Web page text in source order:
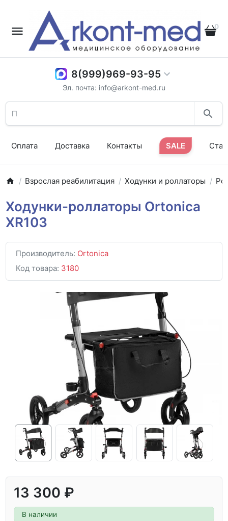
0
8(999)969-93-95
Эл. почта: info@arkont-med.ru
Оплата Доставка Контакты SALE
Взрослая реабилитация Ходунки и роллаторы
Ходунки-роллаторы Ortonica
XR103
Производитель: Ortonica
Код товара: 3180
13 300 ₽
В наличии